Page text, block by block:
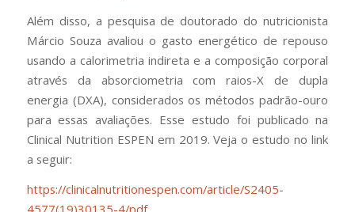
Além disso, a pesquisa de doutorado do nutricionista
Márcio Souza avaliou o gasto energético de repouso
usando a calorimetria indireta e a composição corporal
através da absorciometria com raios-X de dupla
energia (DXA), considerados os métodos padrão-ouro
para essas avaliações. Esse estudo foi publicado na
Clinical Nutrition ESPEN em 2019. Veja o estudo no link
a seguir:
https://clinicalnutritionespen.com/article/S2405-
4577(19)30135-4/pdf